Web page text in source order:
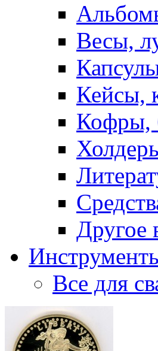
Весы,
Кейсы,
Кофры,
Другое
Все для